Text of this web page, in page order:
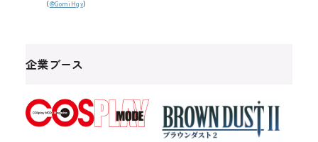
（@GomiHgy）
企業ブース